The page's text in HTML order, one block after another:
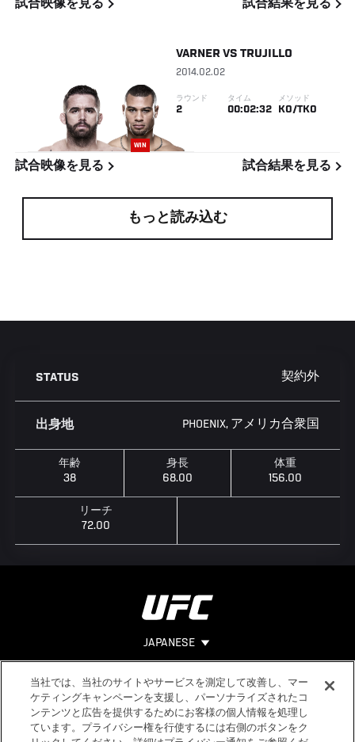
試合映像を見る 試合結果を見る
WIN
VARNER VS TRUJILLO
2014.02.02
ラウンド
2
タイム
00:02:32
メソッド
KO/TKO
試合映像を見る 試合結果を見る
もっと読み込む
STATUS 契約外
出身地 PHOENIX, アメリカ合衆国
年齢
38
身長
68.00
体重
156.00
リーチ
72.00
JAPANESE
Footer ヘルプ
法的事項
利用規約
個人情報保
当社では、当社のサイトやサービスを測定して改善し、マー
ケティングキャンペーンを支援し、パーソナライズされたコ
ンテンツと広告を提供するためにお客様の個人情報を処理し
ています。プライバシー権を行使するには右側のボタンをク